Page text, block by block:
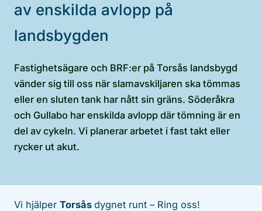
av enskilda avlopp på
landsbygden
Fastighetsägare och BRF:er på Torsås landsbygd
vänder sig till oss när slamavskiljaren ska tömmas
eller en sluten tank har nått sin gräns. Söderåkra
och Gullabo har enskilda avlopp där tömning är en
del av cykeln. Vi planerar arbetet i fast takt eller
rycker ut akut.
Vi hjälper Torsås dygnet runt – Ring oss!